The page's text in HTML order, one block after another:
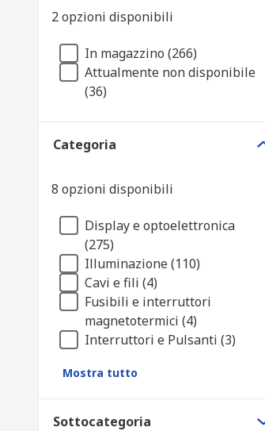
2 opzioni disponibili
In magazzino (266)
Attualmente non disponibile
(36)
Categoria
8 opzioni disponibili
Display e optoelettronica
(275)
Illuminazione (110)
Cavi e fili (4)
Fusibili e interruttori
magnetotermici (4)
Interruttori e Pulsanti (3)
Mostra tutto
Sottocategoria